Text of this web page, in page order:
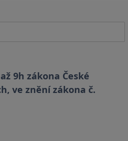
9h zákona České
ve znění zákona č.